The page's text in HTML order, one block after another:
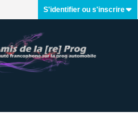
S'identifier ou s'inscrire